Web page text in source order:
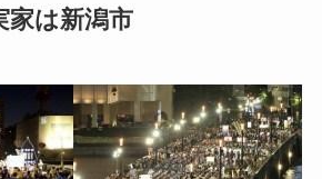
家は新潟市